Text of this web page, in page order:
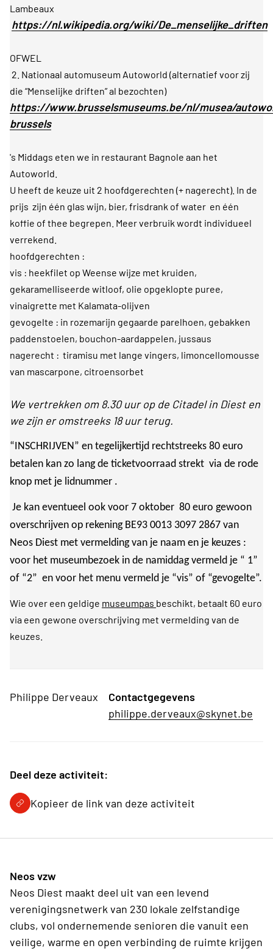
Lambeaux
https://nl.wikipedia.org/wiki/De_menselijke_driften
OFWEL
2. Nationaal automuseum Autoworld (alternatief voor zij
die “Menselijke driften” al bezochten)
https://www.brusselsmuseums.be/nl/musea/
brussels
's Middags eten we in restaurant Bagnole aan het
Autoworld.
U heeft de keuze uit 2 hoofdgerechten (+ nagerecht). In de
prijs zijn één glas wijn, bier, frisdrank of water en één
koffie of thee begrepen. Meer verbruik wordt individueel
verrekend.
hoofdgerechten :
vis : heekfilet op Weense wijze met kruiden,
gekaramelliseerde witloof, olie opgeklopte puree,
vinaigrette met Kalamata-olijven
gevogelte : in rozemarijn gegaarde parelhoen, gebakken
paddenstoelen, bouchon-aardappelen, jussaus
nagerecht : tiramisu met lange vingers, limoncellomousse
van mascarpone, citroensorbet
We vertrekken om 8.30 uur op de Citadel in Diest en
we zijn er omstreeks 18 uur terug.
“INSCHRIJVEN” en tegelijkertijd rechtstreeks 80 euro
betalen kan zo lang de ticketvoorraad strekt via de rode
knop met je lidnummer .
Je kan eventueel ook voor 7 oktober 80 euro gewoon
overschrijven op rekening BE93 0013 3097 2867 van
Neos Diest met vermelding van je naam en je keuzes :
voor het museumbezoek in de namiddag vermeld je “ 1”
of “2” en voor het menu vermeld je “vis” of “gevogelte”.
Wie over een geldige museumpas beschikt, betaalt 60 euro
via een gewone overschrijving met vermelding van de
keuzes.
Philippe Derveaux
Contactgegevens
philippe.derveaux@skynet.be
Deel deze activiteit:
Kopieer de link van deze activiteit
Neos vzw
Neos Diest maakt deel uit van een levend
verenigingsnetwerk van 230 lokale zelfstandige
clubs, vol ondernemende senioren die vanuit een
veilige, warme en open verbinding de ruimte krijgen